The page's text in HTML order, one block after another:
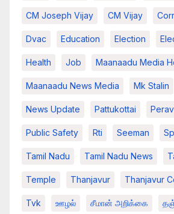
CM Joseph Vijay CM Vijay
Dvac Education Election
Health Job Maanaadu Media
Maanaadu News Media Mk Stalin
News Update Pattukottai
Public Safety Rti Seeman
Tamil Nadu Tamil Nadu News
Temple Thanjavur Thanjavur
Tvk ஊழல் சீமான் அறிக்கை